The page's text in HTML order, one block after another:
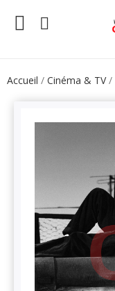
Accueil Cinéma & TV